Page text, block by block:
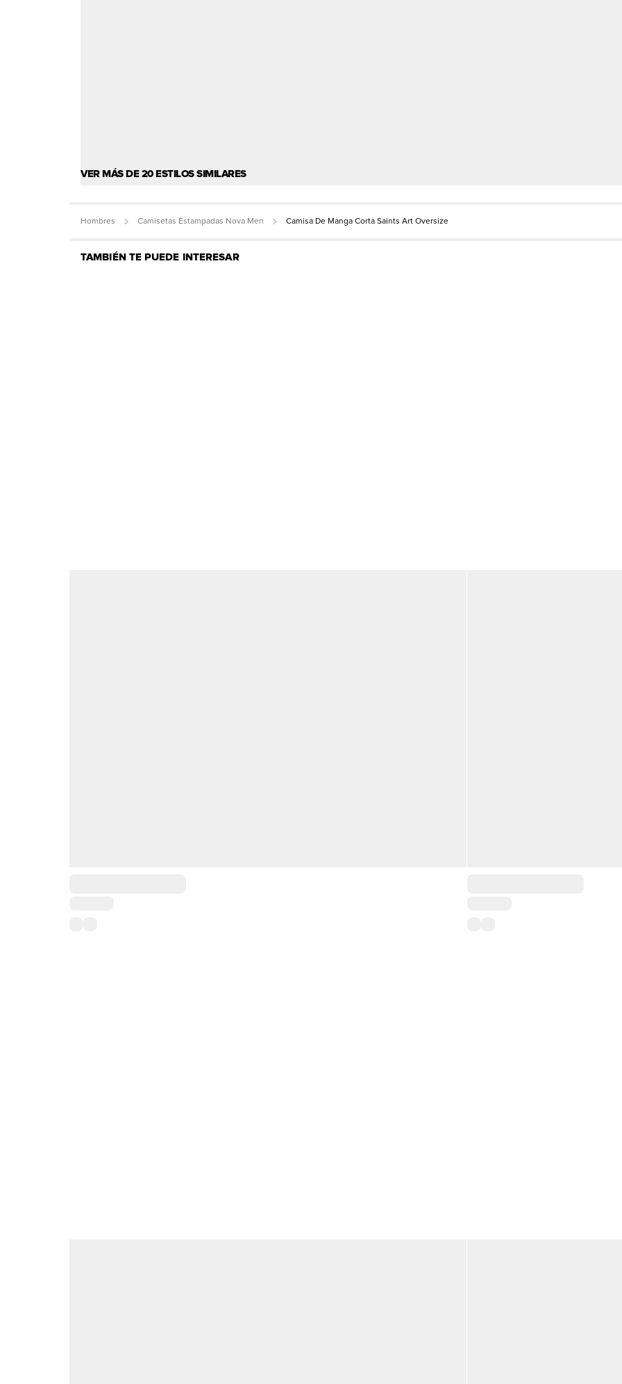
VER MÁS DE 20 ESTILOS SIMILARES
Hombres Camisetas Estampadas Nova Men Camisa De Manga Corta Saints Art Oversize
TAMBIÉN TE PUEDE INTERESAR